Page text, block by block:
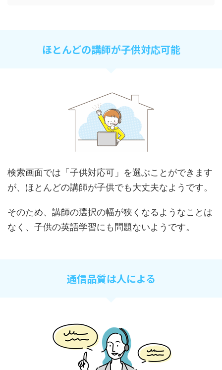
ほとんどの講師が子供対応可能
検索画面では「子供対応可」を選ぶことができます
が、ほとんどの講師が子供でも大丈夫なようです。
そのため、講師の選択の幅が狭くなるようなことは
なく、子供の英語学習にも問題ないようです。
通信品質は人による